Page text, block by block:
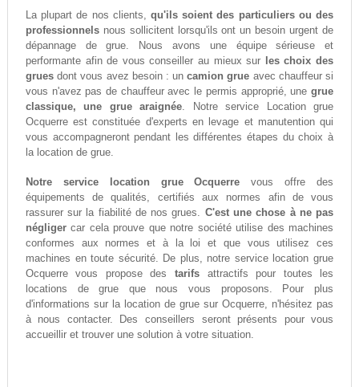
La plupart de nos clients, qu'ils soient des particuliers ou des
professionnelsnous sollicitent lorsqu'ils ont un besoin urgent de
dépannage de grue. Nous avons une équipe sérieuse et
performante afin de vous conseiller au mieux sur
les choix des
gruesdont vous avez besoin : uncamion grue avec chauffeur si
vous n'avez pas de chauffeur avec le permis approprié, unegrue
classique, une grue araignée. Notre service Location grue
Ocquerre est constituée d'experts en levage et manutention qui
vous accompagneront pendant les différentes étapes du choix à
la location de grue.
Notre service location grue Ocquerre vous offre des
équipements de qualités, certifiés aux normes afin de vous
rassurer sur la fiabilité de nos grues. C'est une chose à ne pas
négligercar cela prouve que notre société utilise des machines
conformes aux normes et à la loi et que vous utilisez ces
machines en toute sécurité. De plus, notre service location grue
Ocquerre vous propose des tarifs attractifs pour toutes les
locations de grue que nous vous proposons. Pour plus
d'informations sur la location de grue sur Ocquerre, n'hésitez pas
à nous contacter. Des conseillers seront présents pour vous
accueillir et trouver une solution à votre situation.